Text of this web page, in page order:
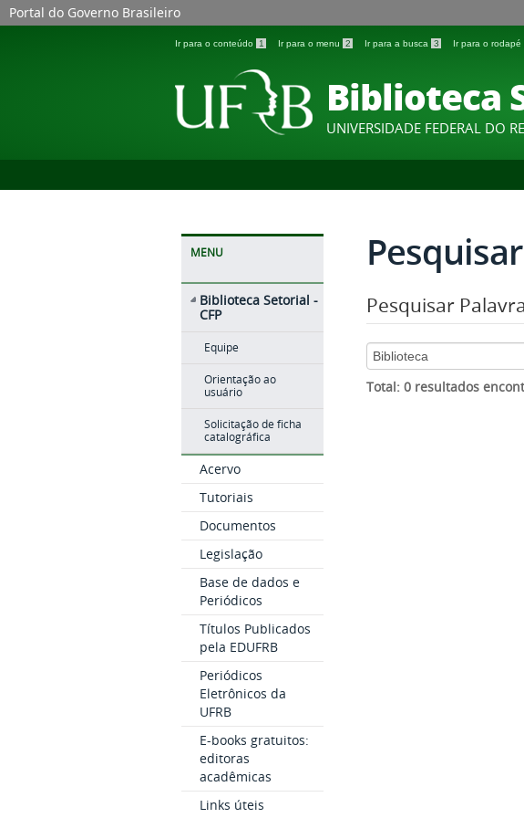
Portal do Governo Brasileiro
Ir para o conteúdo 1 Ir para o menu 2 Ir para a busca 3 Ir para o rodapé
Biblioteca
UNIVERSIDADE FEDERAL DO
MENU
Biblioteca Setorial -
CFP
Equipe
Orientação ao
usuário
Solicitação de ficha
catalográfica
Acervo
Tutoriais
Documentos
Legislação
Base de dados e
Periódicos
Títulos Publicados
pela EDUFRB
Periódicos
Eletrônicos da
UFRB
E-books gratuitos:
editoras
acadêmicas
Links úteis
Pesquisar
Pesquisar
Total: 0 resultados